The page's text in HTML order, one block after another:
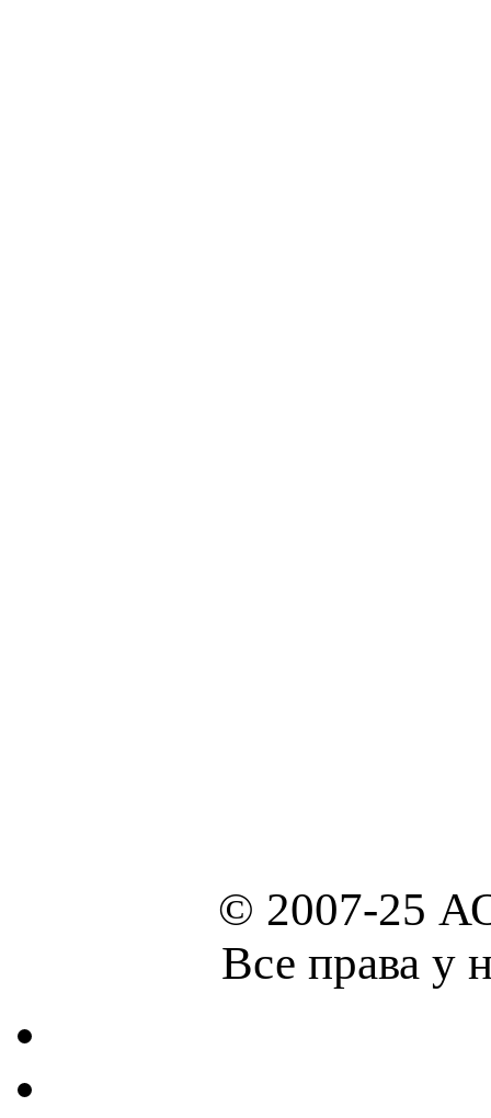
© 2007-25
Все права у